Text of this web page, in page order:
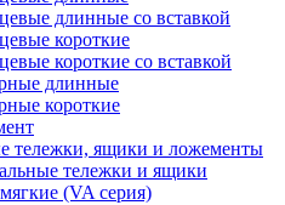
длинные со вставкой
короткие
короткие со вставкой
длинные
короткие
тележки, ящики и ложементы
тележки и ящики
(VA серия)